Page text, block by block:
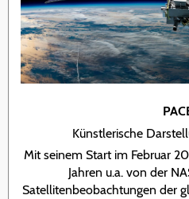
Künstlerische
Mit seinem Start im Februar
Jahren u.a. von der
Satellitenbeobachtungen der